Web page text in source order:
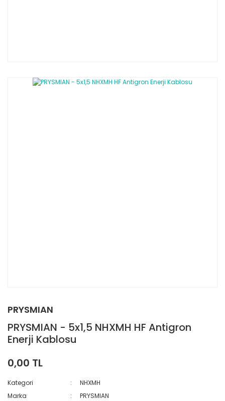
PRYSMIAN
PRYSMIAN - 5x1,5 NHXMH HF Antigron
Enerji Kablosu
0,00 TL
Kategori
NHXMH
Marka
PRYSMIAN